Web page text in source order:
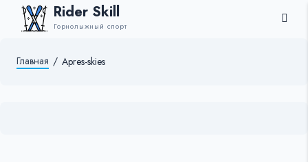
Rider Skill
Горнолыжный спорт
Главная / Apres-skies